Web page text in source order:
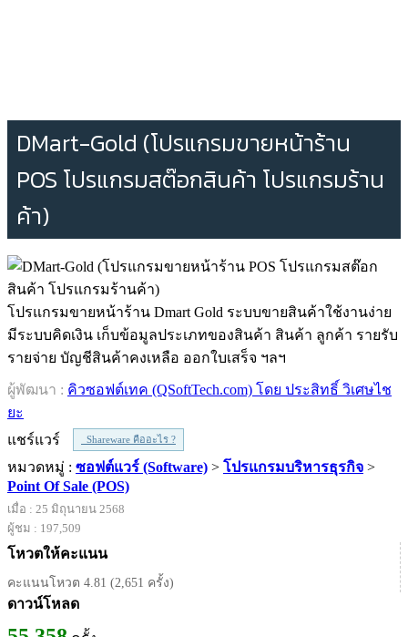
DMart-Gold (โปรแกรมขายหน้าร้าน
POS โปรแกรมสต๊อกสินค้า โปรแกรมร้าน
ค้า)
โปรแกรมขายหน้าร้าน‬‪ ‎Dmart‬ Gold ระบบขายสินค้าใช้งานง่าย
มีระบบคิดเงิน เก็บข้อมูลประเภทของสินค้า สินค้า ลูกค้า รายรับ
รายจ่าย บัญชีสินค้าคงเหลือ ออกใบเสร็จ ฯลฯ
ผู้พัฒนา : คิวซอฟต์เทค (QSoftTech.com) โดย ประสิทธิ์ วิเศษไช
ยะ
แชร์แวร์
Shareware คืออะไร ?
หมวดหมู่ : ซอฟต์แวร์ (Software) > โปรแกรมบริหารธุรกิจ >
Point Of Sale (POS)
เมื่อ : 25 มิถุนายน 2568
ผู้ชม : 197,509
โหวตให้คะแนน
คะแนนโหวต 4.81 (2,651 ครั้ง)
ดาวน์โหลด